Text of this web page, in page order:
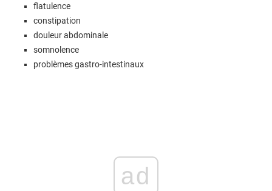
flatulence
constipation
douleur abdominale
somnolence
problèmes gastro-intestinaux
ad